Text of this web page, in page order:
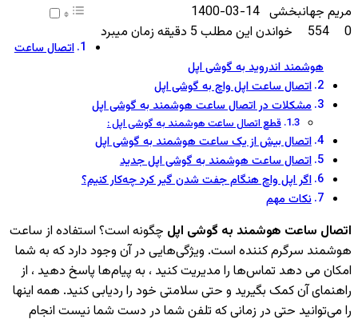
مریم جهانبخشیارسال
ایمیل
1400-03-14
0
خواندن این مطلب 5 دقیقه زمان میبرد
اتصال ساعت
هوشمند اندروید به گوشی اپل
اتصال ساعت اپل واچ به گوشی اپل
مشکلات در اتصال ساعت هوشمند به گوشی اپل
قطع اتصال ساعت هوشمند به گوشی اپل :
اتصال بیش از یک ساعت هوشمند به گوشی اپل
اتصال ساعت هوشمند به گوشی اپل جدید
اگر اپل واچ هنگام جفت شدن گیر کرد چه‌کار کنیم؟
نکات مهم
اتصال ساعت هوشمند به گوشی اپل چگونه است؟ استفاده از ساعت
هوشمند سرگرم کننده است. ویژگی‌هایی در آن وجود دارد که به شما
امکان می دهد تماس‌ها را مدیریت کنید ، به پیام‌ها پاسخ دهید ، از
راهنمای آن کمک بگیرید و حتی سلامتی خود را ردیابی کنید. همه اینها
را می‌توانید حتی در زمانی که تلفن شما در دست شما نیست انجام